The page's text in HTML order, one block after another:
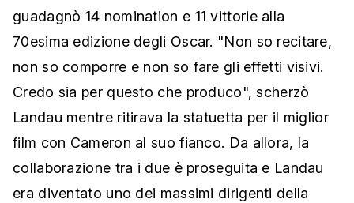
guadagnò 14 nomination e 11 vittorie alla
70esima edizione degli Oscar. "Non so recitare,
non so comporre e non so fare gli effetti visivi.
Credo sia per questo che produco", scherzò
Landau mentre ritirava la statuetta per il miglior
film con Cameron al suo fianco. Da allora, la
collaborazione tra i due è proseguita e Landau
era diventato uno dei massimi dirigenti della